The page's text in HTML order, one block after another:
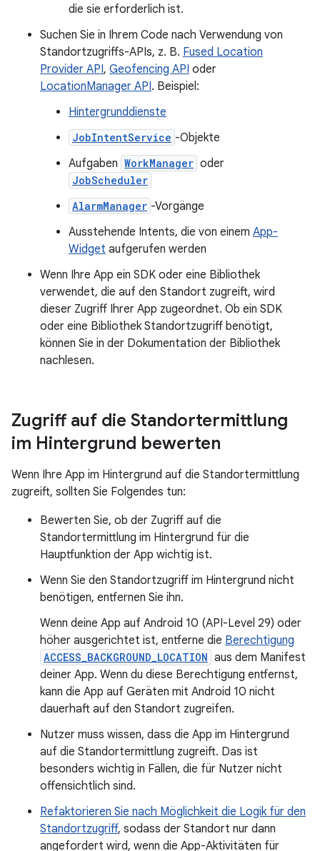
die sie erforderlich ist.
Suchen Sie in Ihrem Code nach Verwendung von
Standortzugriffs-APIs, z. B. Fused Location
Provider API, Geofencing API oder
LocationManager API. Beispiel:
Hintergrunddienste
JobIntentService -Objekte
Aufgaben WorkManager oder
JobScheduler
AlarmManager -Vorgänge
Ausstehende Intents, die von einem App-
Widget aufgerufen werden
Wenn Ihre App ein SDK oder eine Bibliothek
verwendet, die auf den Standort zugreift, wird
dieser Zugriff Ihrer App zugeordnet. Ob ein SDK
oder eine Bibliothek Standortzugriff benötigt,
können Sie in der Dokumentation der Bibliothek
nachlesen.
Zugriff auf die Standortermittlung
im Hintergrund bewerten
Wenn Ihre App im Hintergrund auf die Standortermittlung
zugreift, sollten Sie Folgendes tun:
Bewerten Sie, ob der Zugriff auf die
Standortermittlung im Hintergrund für die
Hauptfunktion der App wichtig ist.
Wenn Sie den Standortzugriff im Hintergrund nicht
benötigen, entfernen Sie ihn.
Wenn deine App auf Android 10 (API-Level 29) oder
höher ausgerichtet ist, entferne die Berechtigung
ACCESS_BACKGROUND_LOCATION aus dem Manifest
deiner App. Wenn du diese Berechtigung entfernst,
kann die App auf Geräten mit Android 10 nicht
dauerhaft auf den Standort zugreifen.
Nutzer muss wissen, dass die App im Hintergrund
auf die Standortermittlung zugreift. Das ist
besonders wichtig in Fällen, die für Nutzer nicht
offensichtlich sind.
Refaktorieren Sie nach Möglichkeit die Logik für den
Standortzugriff, sodass der Standort nur dann
angefordert wird, wenn die App-Aktivitäten für